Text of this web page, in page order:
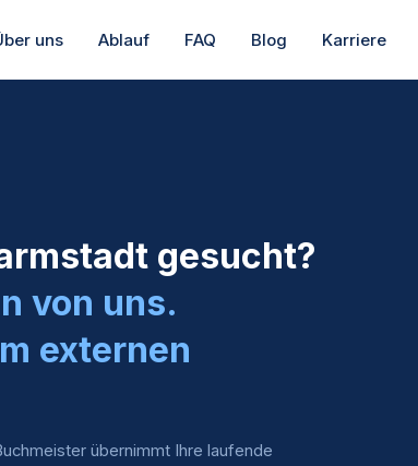
uns Ablauf FAQ Blog Karriere
gesucht?
von uns.
externen
übernimmt Ihre laufende